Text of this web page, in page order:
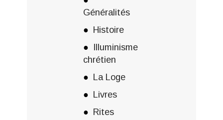
Généralités
Histoire
Illuminisme
chrétien
La Loge
Livres
Rites